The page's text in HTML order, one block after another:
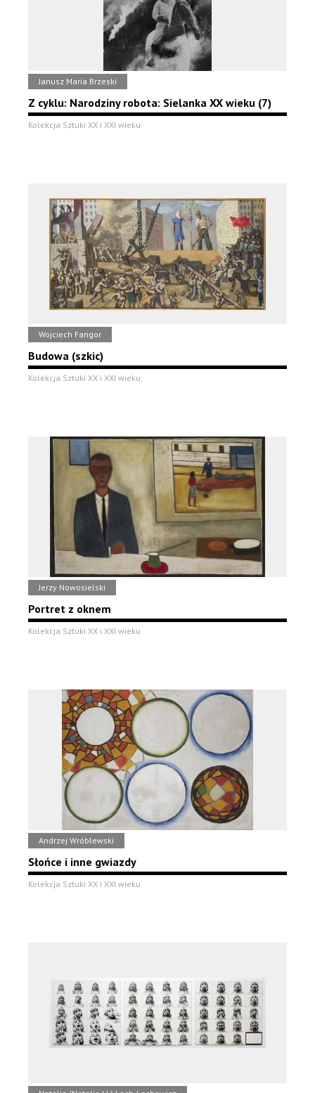
Janusz Maria Brzeski
Z cyklu: Narodziny robota: Sielanka XX wieku (7)
Kolekcja Sztuki XX i XXI wieku
Wojciech Fangor
Budowa (szkic)
Kolekcja Sztuki XX i XXI wieku
Jerzy Nowosielski
Portret z oknem
Kolekcja Sztuki XX i XXI wieku
Andrzej Wróblewski
Słońce i inne gwiazdy
Kolekcja Sztuki XX i XXI wieku